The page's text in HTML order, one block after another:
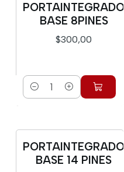
PORTAINTEGRADO
BASE 8PINES
$300,00
Cantidad
PORTAINTEGRADO
BASE 14 PINES